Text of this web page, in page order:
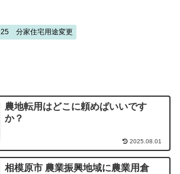
25 分家住宅用途変更
農地転用はどこに頼めばいいです
か？
2025.08.01
相模原市 農業振興地域に農業用倉